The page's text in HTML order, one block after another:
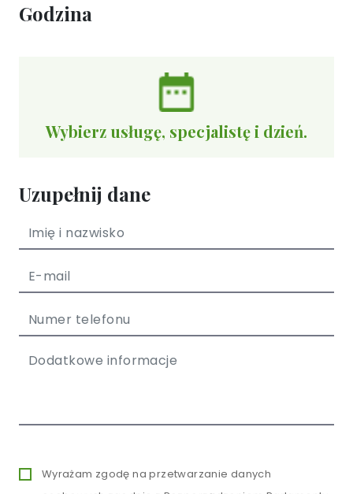
Godzina
Wybierz usługę, specjalistę i dzień.
Uzupełnij dane
Wyrażam zgodę na przetwarzanie danych